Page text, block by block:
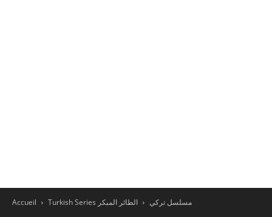
Accueil Turkish Series مسلسل تركي الطائر المبكر